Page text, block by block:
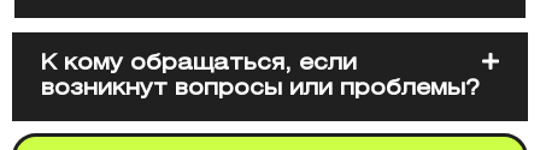
К кому обращаться, если
возникнут вопросы или проблемы?